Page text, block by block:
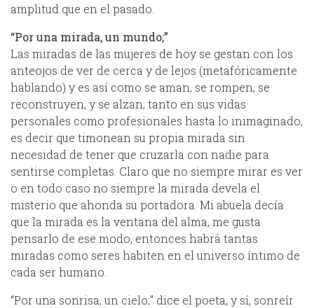
amplitud que en el pasado.
“Por una mirada, un mundo;”
Las miradas de las mujeres de hoy se gestan con los
anteojos de ver de cerca y de lejos (metafóricamente
hablando) y es así como se aman, se rompen, se
reconstruyen, y se alzan, tanto en sus vidas
personales como profesionales hasta lo inimaginado,
es decir que timonean su propia mirada sin
necesidad de tener que cruzarla con nadie para
sentirse completas. Claro que no siempre mirar es ver
o en todo caso no siempre la mirada devela el
misterio que ahonda su portadora. Mi abuela decía
que la mirada es la ventana del alma, me gusta
pensarlo de ese modo, entonces habrá tantas
miradas como seres habiten en el universo íntimo de
cada ser humano.
“Por una sonrisa, un cielo;” dice el poeta, y sí, sonreír